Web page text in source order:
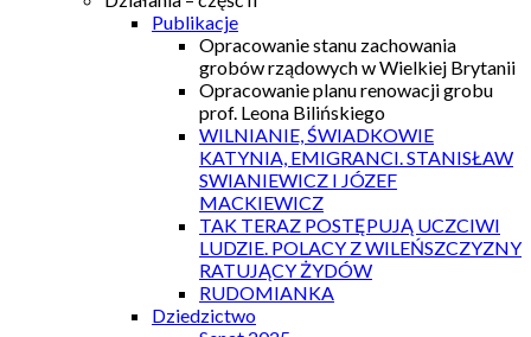
Publikacje
Opracowanie stanu zachowania
grobów rządowych w Wielkiej Brytanii
Opracowanie planu renowacji grobu
prof. Leona Bilińskiego
WILNIANIE, ŚWIADKOWIE
KATYNIA, EMIGRANCI. STANISŁAW
SWIANIEWICZ I JÓZEF
MACKIEWICZ
TAK TERAZ POSTĘPUJĄ UCZCIWI
LUDZIE. POLACY Z WILEŃSZCZYZNY
RATUJĄCY ŻYDÓW
RUDOMIANKA
Dziedzictwo